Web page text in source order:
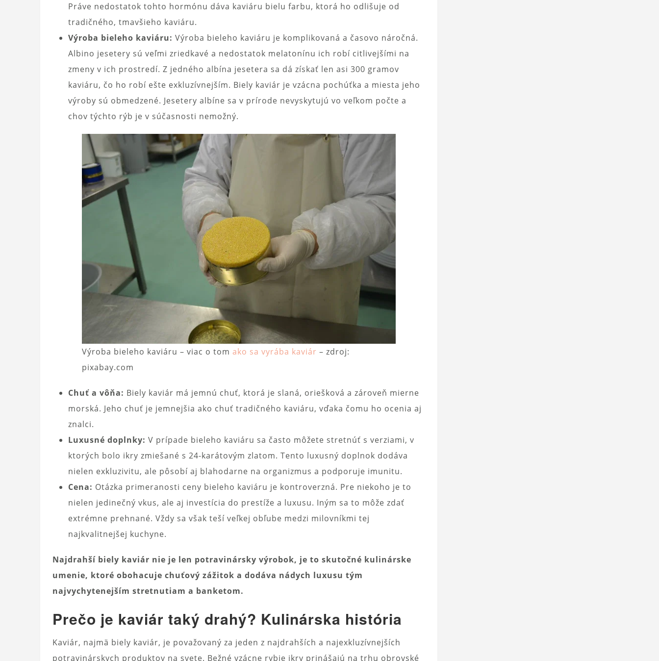
Práve nedostatok tohto hormónu dáva kaviáru bielu farbu, ktorá ho odlišuje od
tradičného, ​​tmavšieho kaviáru.
Výroba bieleho kaviáru: Výroba bieleho kaviáru je komplikovaná a časovo náročná.
Albino jesetery sú veľmi zriedkavé a nedostatok melatonínu ich robí citlivejšími na
zmeny v ich prostredí. Z jedného albína jesetera sa dá získať len asi 300 gramov
kaviáru, čo ho robí ešte exkluzívnejším. Biely kaviár je vzácna pochúťka a miesta jeho
výroby sú obmedzené. Jesetery albíne sa v prírode nevyskytujú vo veľkom počte a
chov týchto rýb je v súčasnosti nemožný.
Výroba bieleho kaviáru – viac o tom ako sa vyrába kaviár – zdroj:
pixabay.com
Chuť a vôňa: Biely kaviár má jemnú chuť, ktorá je slaná, oriešková a zároveň mierne
morská. Jeho chuť je jemnejšia ako chuť tradičného kaviáru, vďaka čomu ho ocenia aj
znalci.
Luxusné doplnky: V prípade bieleho kaviáru sa často môžete stretnúť s verziami, v
ktorých bolo ikry zmiešané s 24-karátovým zlatom. Tento luxusný doplnok dodáva
nielen exkluzivitu, ale pôsobí aj blahodarne na organizmus a podporuje imunitu.
Cena: Otázka primeranosti ceny bieleho kaviáru je kontroverzná. Pre niekoho je to
nielen jedinečný vkus, ale aj investícia do prestíže a luxusu. Iným sa to môže zdať
extrémne prehnané. Vždy sa však teší veľkej obľube medzi milovníkmi tej
najkvalitnejšej kuchyne.
Najdrahší biely kaviár nie je len potravinársky výrobok, je to skutočné kulinárske
umenie, ktoré obohacuje chuťový zážitok a dodáva nádych luxusu tým
najvychytenejším stretnutiam a banketom.
Prečo je kaviár taký drahý? Kulinárska história
Kaviár, najmä biely kaviár, je považovaný za jeden z najdrahších a najexkluzívnejších
potravinárskych produktov na svete. Bežné vzácne rybie ikry prinášajú na trhu obrovské